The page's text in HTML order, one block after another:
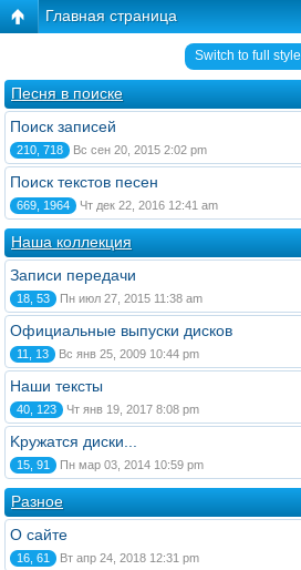
Главная страница
Switch to full style
Песня в поиске
Поиск записей
210, 718 Вс сен 20, 2015 2:02 pm
Поиск текстов песен
669, 1964 Чт дек 22, 2016 12:41 am
Наша коллекция
Записи передачи
18, 53 Пн июл 27, 2015 11:38 am
Официальные выпуски дисков
11, 13 Вс янв 25, 2009 10:44 pm
Наши тексты
40, 123 Чт янв 19, 2017 8:08 pm
Kружатся диски...
15, 91 Пн мар 03, 2014 10:59 pm
Разное
О сайте
16, 61 Вт апр 24, 2018 12:31 pm